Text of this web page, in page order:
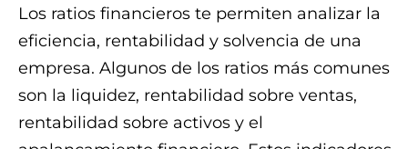
Los ratios financieros te permiten analizar la
eficiencia, rentabilidad y solvencia de una
empresa. Algunos de los ratios más comunes
son la liquidez, rentabilidad sobre ventas,
rentabilidad sobre activos y el